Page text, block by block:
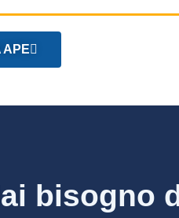
APE
bisogno